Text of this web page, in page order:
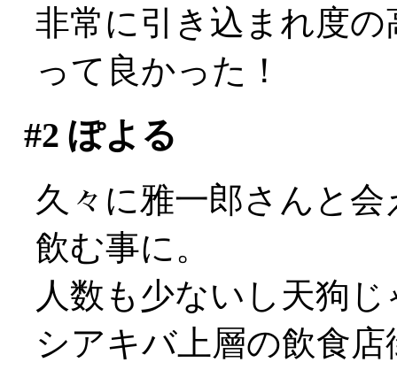
非常に引き込まれ度
って良かった！
#2 ぽよる
久々に雅一郎さんと
飲む事に。
人数も少ないし天狗
シアキバ上層の飲食